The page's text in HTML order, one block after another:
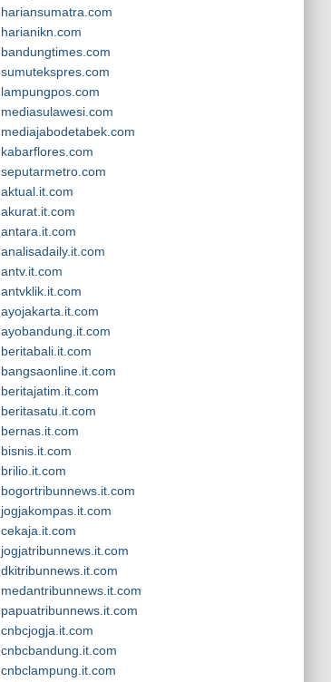
hariansumatra.com
harianikn.com
bandungtimes.com
sumutekspres.com
lampungpos.com
mediasulawesi.com
mediajabodetabek.com
kabarflores.com
seputarmetro.com
aktual.it.com
akurat.it.com
antara.it.com
analisadaily.it.com
antv.it.com
antvklik.it.com
ayojakarta.it.com
ayobandung.it.com
beritabali.it.com
bangsaonline.it.com
beritajatim.it.com
beritasatu.it.com
bernas.it.com
bisnis.it.com
brilio.it.com
bogortribunnews.it.com
jogjakompas.it.com
cekaja.it.com
jogjatribunnews.it.com
dkitribunnews.it.com
medantribunnews.it.com
papuatribunnews.it.com
cnbcjogja.it.com
cnbcbandung.it.com
cnbclampung.it.com